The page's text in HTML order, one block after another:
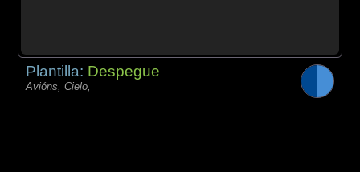
Plantilla: Despegue
Avións, Cielo,